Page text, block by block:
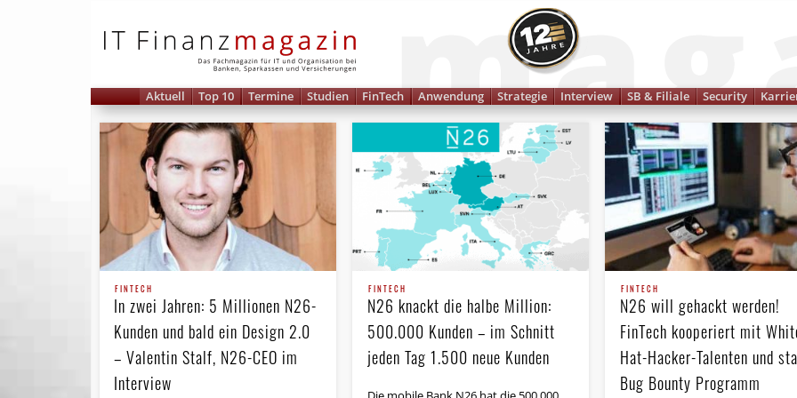
Aktuell Top 10 Termine Studien FinTech Anwendung Strategie Interview SB & Filiale Security
FINTECH
In zwei Jahren: 5 Millionen N26-
Kunden und bald ein Design 2.0
– Valentin Stalf, N26-CEO im
Interview
FINTECH
N26 knackt die halbe Million:
500.000 Kunden – im Schnitt
jeden Tag 1.500 neue Kunden
FINTECH
N26 will gehackt werden!
FinTech kooperiert mit
Hat-Hacker-Talenten und
Bug Bounty Programm